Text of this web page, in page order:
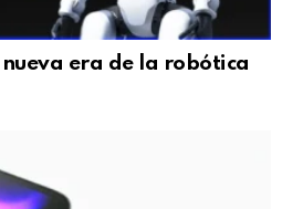
nueva era de la robótica